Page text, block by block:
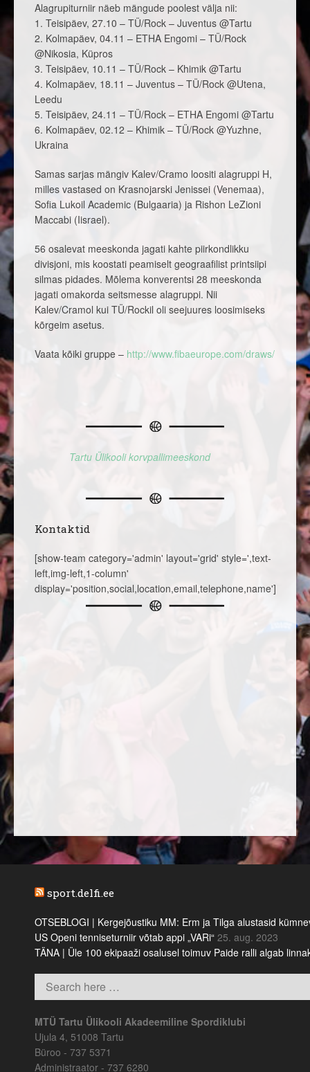
Alagrupiturniir näeb mängude poolest välja nii:
1. Teisipäev, 27.10 – TÜ/Rock – Juventus @Tartu
2. Kolmapäev, 04.11 – ETHA Engomi – TÜ/Rock
@Nikosia, Küpros
3. Teisipäev, 10.11 – TÜ/Rock – Khimik @Tartu
4. Kolmapäev, 18.11 – Juventus – TÜ/Rock @Utena,
Leedu
5. Teisipäev, 24.11 – TÜ/Rock – ETHA Engomi @Tartu
6. Kolmapäev, 02.12 – Khimik – TÜ/Rock @Yuzhne,
Ukraina
Samas sarjas mängiv Kalev/Cramo loositi alagruppi H,
milles vastased on Krasnojarski Jenissei (Venemaa),
Sofia Lukoil Academic (Bulgaaria) ja Rishon LeZioni
Maccabi (Iisrael).
56 osalevat meeskonda jagati kahte piirkondlikku
divisjoni, mis koostati peamiselt geograafilist printsiipi
silmas pidades. Mõlema konverentsi 28 meeskonda
jagati omakorda seitsmesse alagruppi. Nii
Kalev/Cramol kui TÜ/Rockil oli seejuures loosimiseks
kõrgeim asetus.
Vaata kõiki gruppe – http://www.fibaeurope.com/draws/
Tartu Ülikooli korvpallimeeskond
Kontaktid
[show-team category='admin' layout='grid' style=',text-
left,img-left,1-column'
display='position,social,location,email,telephone,name']
sport.delfi.ee
OTSEBLOGI | Kergejõustiku MM: Erm ja Tilga alustasid
US Openi tenniseturniir võtab appi „VARi“ 25. aug. 2023
TÄNA | Üle 100 ekipaaži osalusel toimuv Paide ralli algab
MTÜ Tartu Ülikooli Akadeemiline Spordiklubi
Ujula 4, 51008 Tartu
Büroo - 737 5371
Administraator - 737 6280